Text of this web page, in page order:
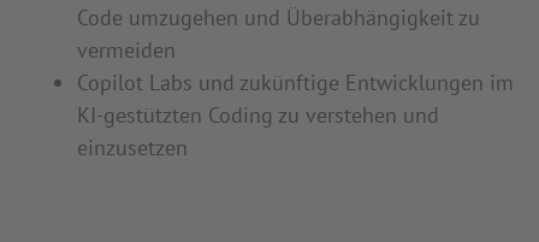
Code umzugehen und Überabhängigkeit zu
vermeiden
Copilot Labs und zukünftige Entwicklungen im
KI-gestützten Coding zu verstehen und
einzusetzen